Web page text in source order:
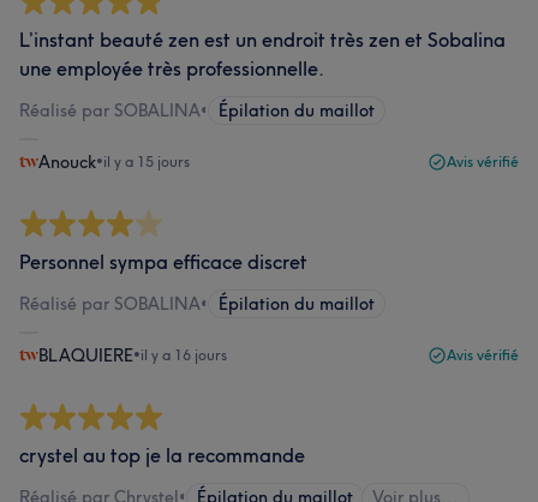
L’instant beauté zen est un endroit très zen et Sobalina
une employée très professionnelle.
Réalisé par SOBALINA• Épilation du maillot
Anouck•il y a 15 jours Avis vérifié
Personnel sympa efficace discret
Réalisé par SOBALINA• Épilation du maillot
BLAQUIERE•il y a 16 jours Avis vérifié
crystel au top je la recommande
Réalisé par Chrystel• Épilation du maillot Voir plus...